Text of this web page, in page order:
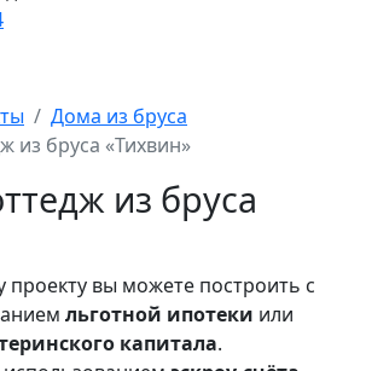
Дома из бруса
из бруса «Тихвин»
из бруса
проекту вы можете построить с
льготной ипотеки или
капитала.